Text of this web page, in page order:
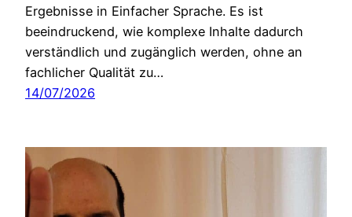
Ergebnisse in Einfacher Sprache. Es ist
beeindruckend, wie komplexe Inhalte dadurch
verständlich und zugänglich werden, ohne an
fachlicher Qualität zu…
14/07/2026